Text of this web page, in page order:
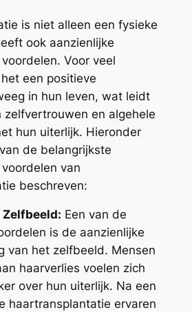
is niet alleen een fysieke
ook aanzienlijke
Voor veel
een positieve
in hun leven, wat leidt
en algehele
hun uiterlijk. Hieronder
de belangrijkste
van
beschreven:
Een van de
is de aanzienlijke
van het zelfbeeld. Mensen
haarverlies voelen zich
over hun uiterlijk. Na een
haartransplantatie ervaren